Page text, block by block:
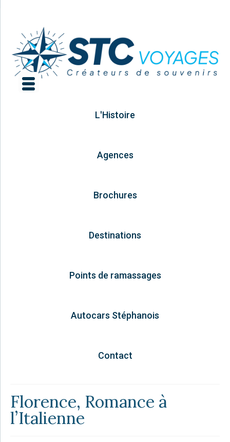
L'Histoire
Agences
Brochures
Destinations
Points de ramassages
Autocars Stéphanois
Contact
Florence, Romance à
l’Italienne